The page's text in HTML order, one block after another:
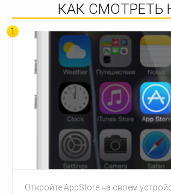
КАК СМОТРЕТЬ
1
Откройте AppStore на своем